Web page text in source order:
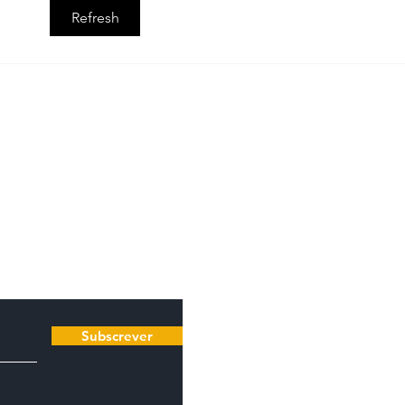
Refresh
Subscrever